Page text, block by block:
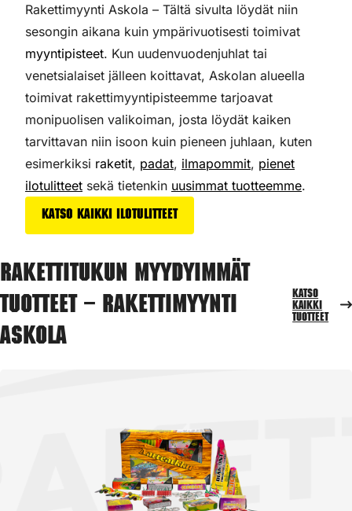
Rakettimyynti Askola – Tältä sivulta löydät niin
sesongin aikana kuin ympärivuotisesti toimivat
myyntipisteet. Kun uudenvuodenjuhlat tai
venetsialaiset jälleen koittavat, Askolan alueella
toimivat rakettimyyntipisteemme tarjoavat
monipuolisen valikoiman, josta löydät kaiken
tarvittavan niin isoon kuin pieneen juhlaan, kuten
esimerkiksi raketit, padat, ilmapommit, pienet
ilotulitteet sekä tietenkin uusimmat tuotteemme.
Katso kaikki ilotulitteet
Rakettitukun myydyimmät
tuotteet – Rakettimyynti
Askola
Katso
kaikki
tuotteet